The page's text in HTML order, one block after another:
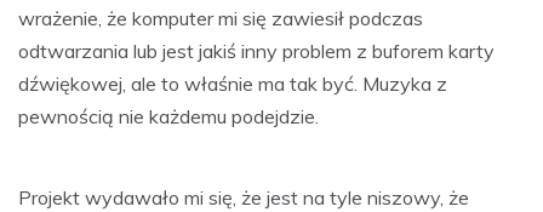
wrażenie, że komputer mi się zawiesił podczas
odtwarzania lub jest jakiś inny problem z buforem karty
dźwiękowej, ale to właśnie ma tak być. Muzyka z
pewnością nie każdemu podejdzie.
Projekt wydawało mi się, że jest na tyle niszowy, że